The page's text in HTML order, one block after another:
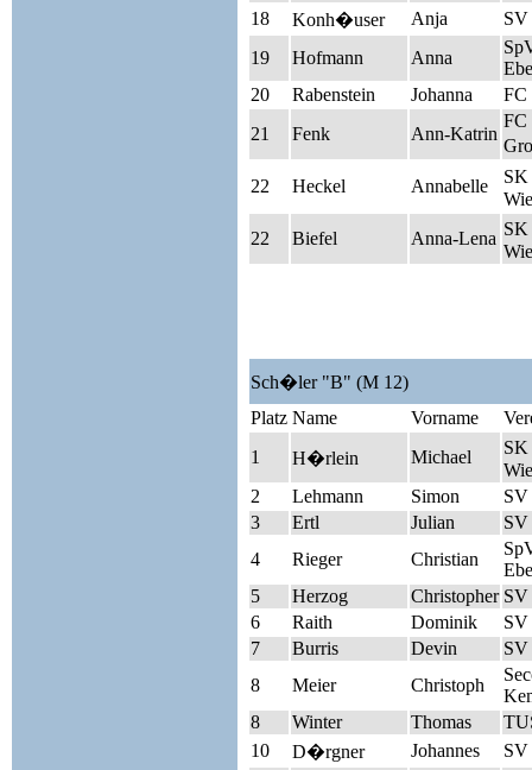
18 Konh�user Anja
SV
19
Hofmann Anna
20
Rabenstein Johanna
FC
21
Fenk Ann-Katrin
FC
22
Heckel Annabelle
22
Biefel Anna-Lena
Sch�ler "B" (M 12)
Platz Name Vorname
1
H�rlein Michael
2
Lehmann Simon
SV
3
Ertl Julian
SV
4
Rieger Christian
5
Herzog Christopher SV
6
Raith Dominik
SV
7
Burris Devin
SV
8
Meier Christoph
8
Winter Thomas
10
D�rgner Johannes
SV